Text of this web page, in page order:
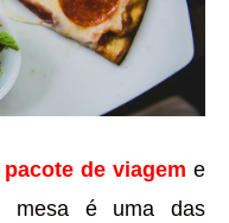
de viagem e
mesa é uma das